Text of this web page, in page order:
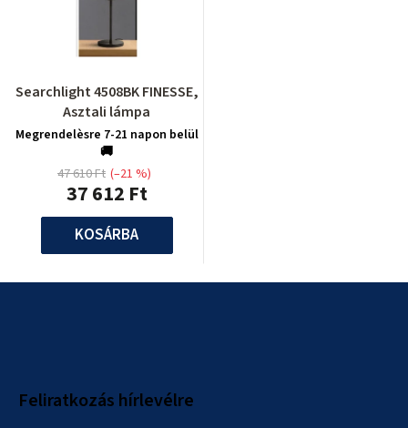
Searchlight 4508BK FINESSE,
Asztali lámpa
Megrendelèsre 7-21 napon belül
🚚
37 612 Ft
47 610 Ft (–21 %)
KOSÁRBA
Feliratkozás hírlevélre